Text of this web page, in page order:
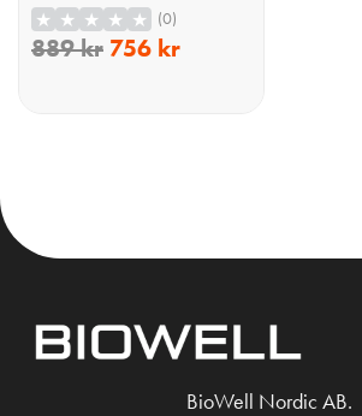
1800g
(0)
889kr 756 kr
BioWell Nordic AB.